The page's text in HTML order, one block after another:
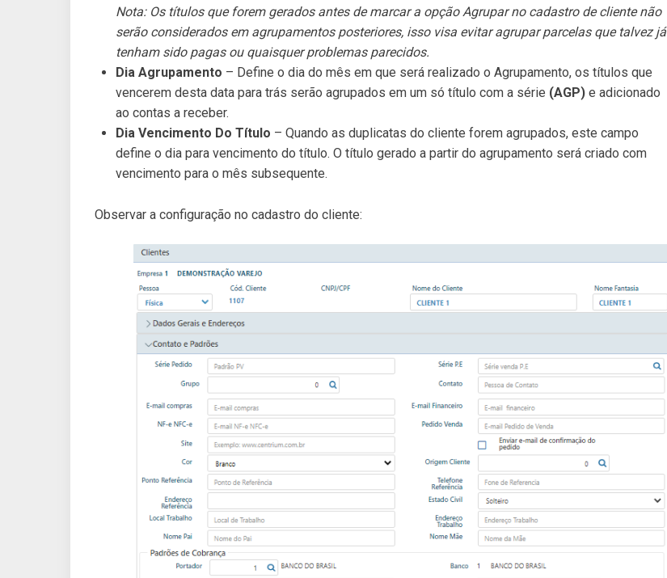
Nota: Os títulos que forem gerados antes de marcar a opção Agrupar no cadastro de cliente não
serão considerados em agrupamentos posteriores, isso visa evitar agrupar parcelas que talvez já
tenham sido pagas ou quaisquer problemas parecidos.
Dia Agrupamento – Define o dia do mês em que será realizado o Agrupamento, os títulos que
vencerem desta data para trás serão agrupados em um só título com a série (AGP)e adicionado
ao contas a receber.
Dia Vencimento Do Título – Quando as duplicatas do cliente forem agrupados, este campo
define o dia para vencimento do título. O título gerado a partir do agrupamento será criado com
vencimento para o mês subsequente.
Observar a configuração no cadastro do cliente: